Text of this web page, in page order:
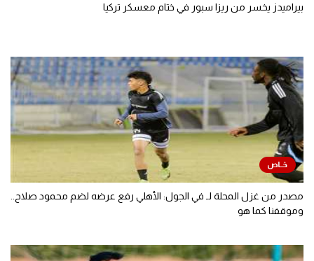
بيراميدز يخسر من ريزا سبور في ختام معسكر تركيا
مصدر من غزل المحلة لـ في الجول: الأهلي رفع عرضه لضم محمود صلاح..
وموقفنا كما هو